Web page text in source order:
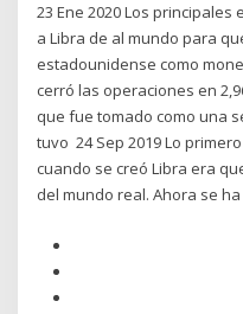
23 Ene 2020 Los
a Libra de al mundo para
estadounidense como
cerró las operaciones en
que fue tomado como una
tuvo 24 Sep 2019 Lo
cuando se creó Libra era
del mundo real. Ahora se